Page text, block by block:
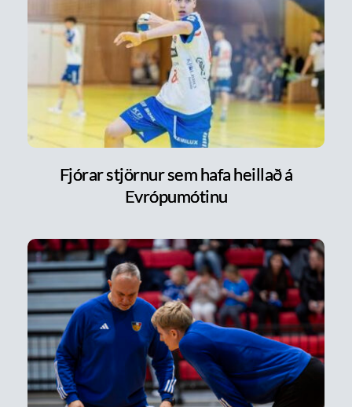
Fjórar stjörnur sem hafa heillað á
Evrópumótinu